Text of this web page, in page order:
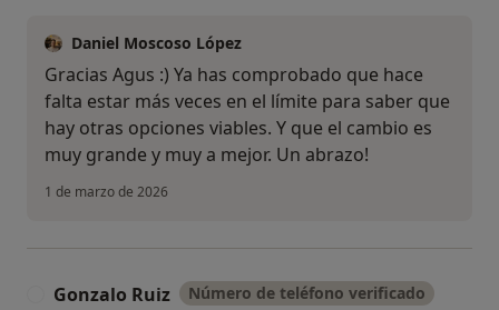
Daniel Moscoso López
Gracias Agus :) Ya has comprobado que hace
falta estar más veces en el límite para saber que
hay otras opciones viables. Y que el cambio es
muy grande y muy a mejor. Un abrazo!
1 de marzo de 2026
Gonzalo Ruiz Número de teléfono verificado